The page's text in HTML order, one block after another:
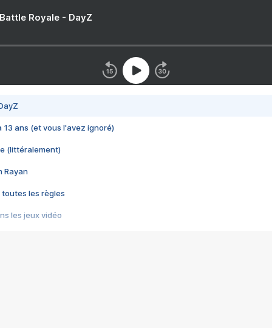
Royale - DayZ
13 ans (et vous l'avez ignoré)
(littéralement)
Rayan
toutes les règles
les jeux vidéo